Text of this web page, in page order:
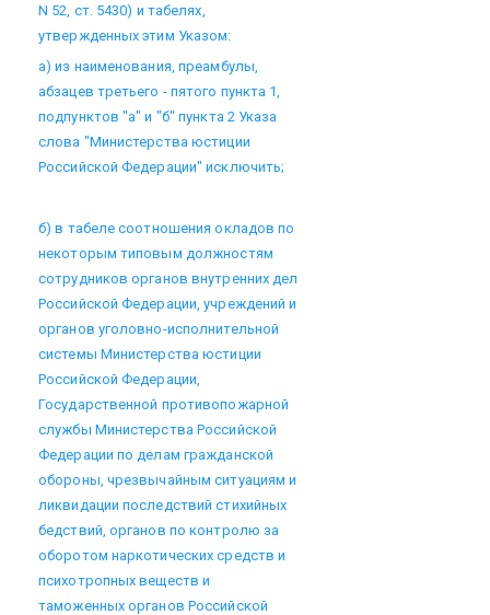
N 52, ст. 5430) и табелях,
утвержденных этим Указом:
а) из наименования, преамбулы,
абзацев третьего - пятого пункта 1,
подпунктов "а" и "б" пункта 2 Указа
слова "Министерства юстиции
Российской Федерации" исключить;
б) в табеле соотношения окладов по
некоторым типовым должностям
сотрудников органов внутренних дел
Российской Федерации, учреждений и
органов уголовно-исполнительной
системы Министерства юстиции
Российской Федерации,
Государственной противопожарной
службы Министерства Российской
Федерации по делам гражданской
обороны, чрезвычайным ситуациям и
ликвидации последствий стихийных
бедствий, органов по контролю за
оборотом наркотических средств и
психотропных веществ и
таможенных органов Российской